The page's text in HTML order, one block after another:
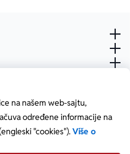
na našem web-sajtu,
određene informacije na
"cookies").Više o